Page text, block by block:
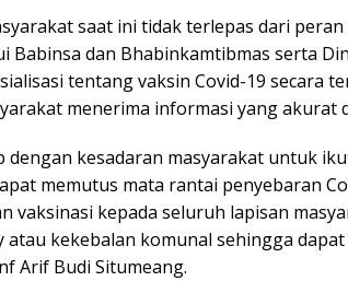
saat ini tidak terlepas dari
Babinsa dan Bhabinkamtibmas serta
tentang vaksin Covid-19 secara
menerima informasi yang akurat
dengan kesadaran masyarakat untuk
memutus mata rantai penyebaran
vaksinasi kepada seluruh lapisan
atau kekebalan komunal sehingga
Arif Budi Situmeang.